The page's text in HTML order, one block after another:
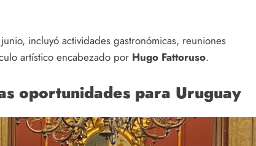
incluyó actividades gastronómicas, reuniones
artístico encabezado por Hugo Fattoruso.
oportunidades para Uruguay